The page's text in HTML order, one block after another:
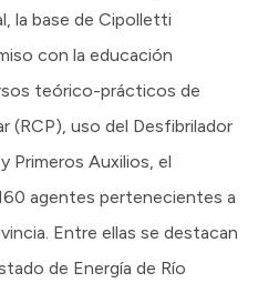
la base de Cipolletti
con la educación
teórico-prácticos de
(RCP), uso del Desfibrilador
Primeros Auxilios, el
agentes pertenecientes a
Entre ellas se destacan
de Energía de Río